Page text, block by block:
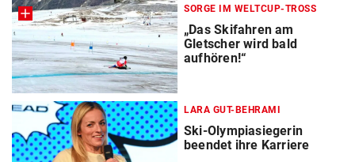
SORGE IM WELTCUP-TROSS
„Das Skifahren am
Gletscher wird bald
aufhören!“
LARA GUT-BEHRAMI
Ski-Olympiasiegerin
beendet ihre Karriere